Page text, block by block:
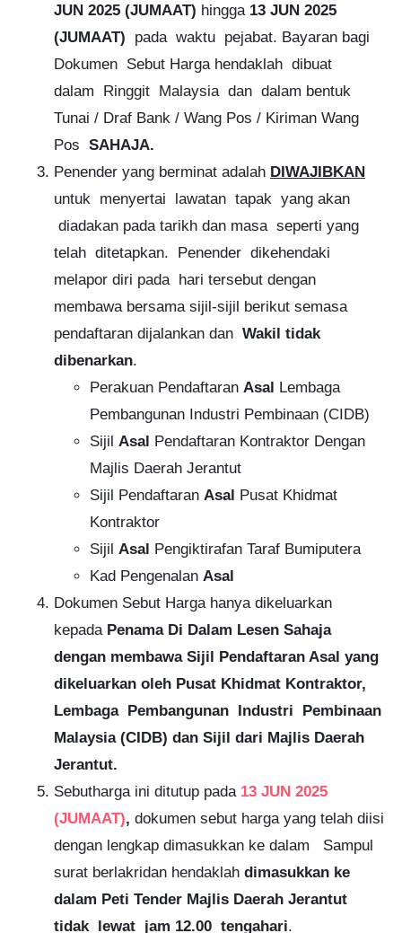
JUN 2025 (JUMAAT) hingga 13 JUN 2025
(JUMAAT)
pada waktu pejabat. Bayaran bagi
Dokumen Sebut Harga hendaklah dibuat
dalam Ringgit Malaysia dan dalam bentuk
Tunai / Draf Bank / Wang Pos / Kiriman Wang
Pos SAHAJA.
Penender yang berminat adalah DIWAJIBKAN
untuk menyertai lawatan tapak yang akan
diadakan pada tarikh dan masa seperti yang
telah ditetapkan. Penender dikehendaki
melapor diri pada hari tersebut dengan
membawa bersama sijil-sijil berikut semasa
pendaftaran dijalankan dan Wakil tidak
dibenarkan.
Perakuan Pendaftaran Asal Lembaga
Pembangunan Industri Pembinaan (CIDB)
Sijil Asal Pendaftaran Kontraktor Dengan
Majlis Daerah Jerantut
Sijil Pendaftaran Asal Pusat Khidmat
Kontraktor
Sijil Asal Pengiktirafan Taraf Bumiputera
Kad Pengenalan Asal
Dokumen Sebut Harga hanya dikeluarkan
kepada Penama Di Dalam Lesen Sahaja
dengan membawa Sijil Pendaftaran Asal yang
dikeluarkan oleh Pusat Khidmat Kontraktor,
Lembaga Pembangunan Industri Pembinaan
Malaysia (CIDB) dan Sijil dari Majlis Daerah
Jerantut.
Sebutharga ini ditutup pada 13 JUN 2025
(JUMAAT), dokumen sebut harga yang telah diisi
dengan lengkap dimasukkan ke dalam Sampul
surat berlakridan hendaklah dimasukkan ke
dalam Peti Tender Majlis Daerah Jerantut
tidak lewat jam 12.00 tengahari.